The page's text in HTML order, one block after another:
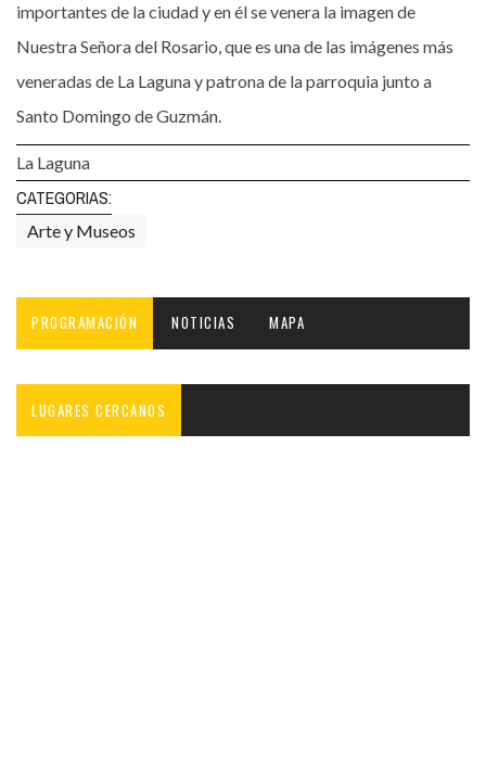
importantes de la ciudad y en él se venera la imagen de
Nuestra Señora del Rosario, que es una de las imágenes más
veneradas de La Laguna y patrona de la parroquia junto a
Santo Domingo de Guzmán.
La Laguna
CATEGORIAS:
Arte y Museos
PROGRAMACIÓN NOTICIAS MAPA
LUGARES CERCANOS